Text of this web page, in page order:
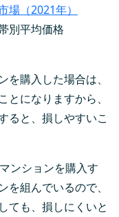
場（2021年）
別平均価格
購入した場合は、
になりますから、
ると、損しやすいこ
ンションを購入す
組んでいるので、
ても、損しにくいと